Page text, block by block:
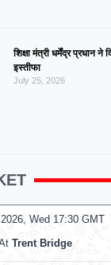
शिक्षा मंत्री धर्मेंद्र प्रधान ने
इस्तीफा
July 25, 2026
Wed 14:00 GMT
College Ground